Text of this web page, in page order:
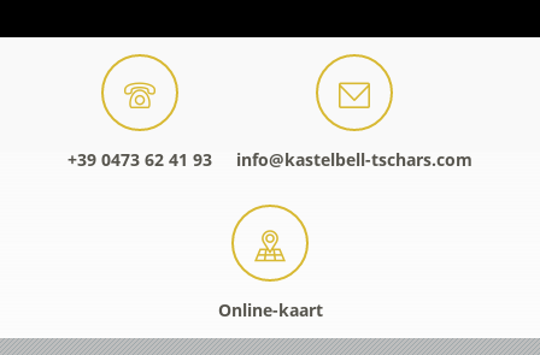
+39 0473 62 41 93 info@kastelbell-tschars.com
Online-kaart